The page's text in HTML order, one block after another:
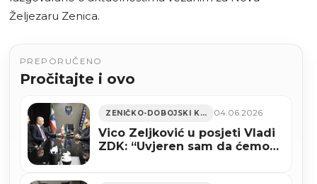
Željezaru Zenica.
PREPORUČENO
Pročitajte i ovo
ZENIČKO-DOBOJSKI KANTON 04.06.2026
Vico Zeljković u posjeti Vladi
ZDK: “Uvjeren sam da ćemo